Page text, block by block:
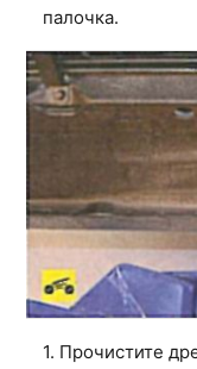
палочка.
1. Прочистите